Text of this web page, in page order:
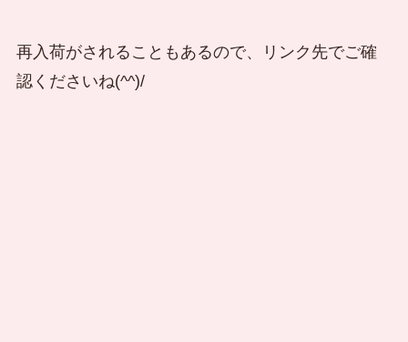
再入荷がされることもあるので、リンク先でご確
認くださいね(^^)/